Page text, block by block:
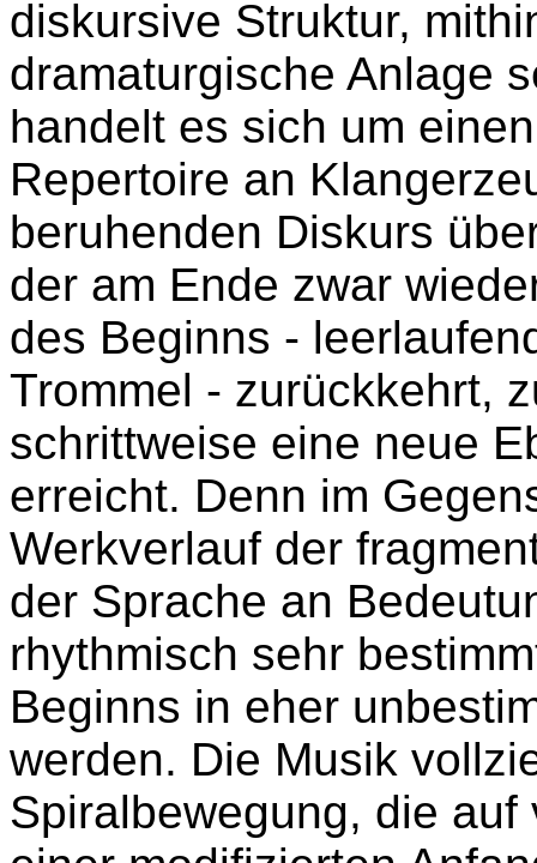
diskursive Struktur,
dramaturgische Anlage
handelt es sich um
Repertoire an
beruhenden Diskurs
der am Ende zwar
des Beginns -
Trommel - zurückkehrt,
schrittweise eine neue
erreicht. Denn im
Werkverlauf der
der Sprache an
rhythmisch sehr
Beginns in eher
werden. Die Musik
Spiralbewegung, die